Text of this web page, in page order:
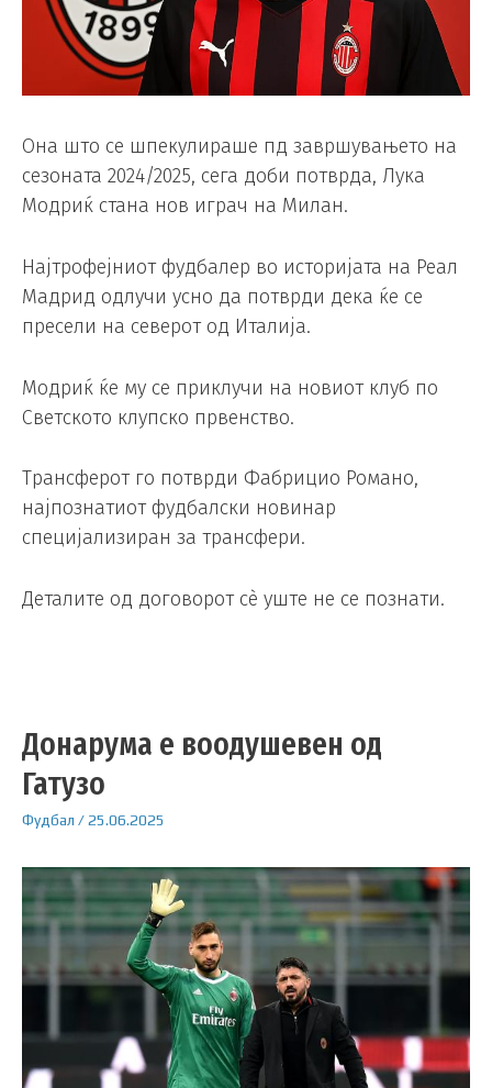
Она што се шпекулираше пд завршувањето на
сезоната 2024/2025, сега доби потврда, Лука
Модриќ стана нов играч на Милан.
Најтрофејниот фудбалер во историјата на Реал
Мадрид одлучи усно да потврди дека ќе се
пресели на северот од Италија.
Модриќ ќе му се приклучи на новиот клуб по
Светското клупско првенство.
Трансферот го потврди Фабрицио Романо,
најпознатиот фудбалски новинар
специјализиран за трансфери.
Деталите од договорот сè уште не се познати.
Донарума е воодушевен од
Гатузо
Фудбал /25.06.2025